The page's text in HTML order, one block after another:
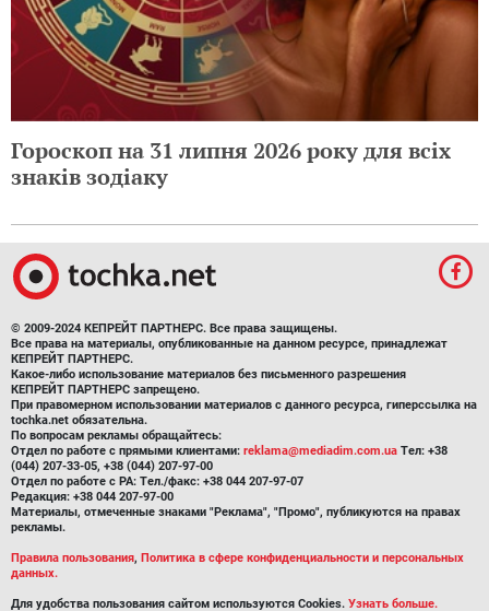
Гороскоп на 31 липня 2026 року для всіх
знаків зодіаку
© 2009-2024 КЕПРЕЙТ ПАРТНЕРС. Все права защищены.
Все права на материалы, опубликованные на данном ресурсе, принадлежат
КЕПРЕЙТ ПАРТНЕРС.
Какое-либо использование материалов без письменного разрешения
КЕПРЕЙТ ПАРТНЕРС запрещено.
При правомерном использовании материалов с данного ресурса, гиперссылка на
tochka.net обязательна.
По вопросам рекламы обращайтесь:
Отдел по работе с прямыми клиентами: reklama@mediadim.com.ua Тел: +38
(044) 207-33-05, +38 (044) 207-97-00
Отдел по работе с РА: Тел./факс: +38 044 207-97-07
Редакция: +38 044 207-97-00
Материалы, отмеченные знаками "Реклама", "Промо", публикуются на правах
рекламы.
Правила пользования, Политика в сфере конфиденциальности и персональных
данных.
Для удобства пользования сайтом используются Cookies. Узнать больше.